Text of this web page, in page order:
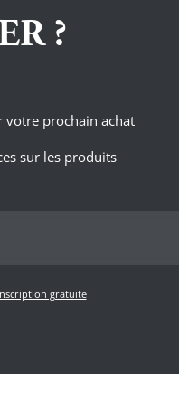
?
votre prochain achat
sur les produits
gratuite